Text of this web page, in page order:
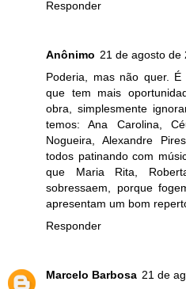
Responder
Anônimo 21 de agosto de
Poderia, mas não quer.
que tem mais
obra, simplesmente
temos: Ana Carolina,
Nogueira, Alexandre
todos patinando com
que Maria Rita,
sobressaem, porque
apresentam um bom
Responder
Marcelo Barbosa 21 de